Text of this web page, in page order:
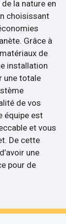
la nature en
choisissant
Grâce à
de
installation
une totale
de vos
équipe est
et vous
De cette
une
pour de